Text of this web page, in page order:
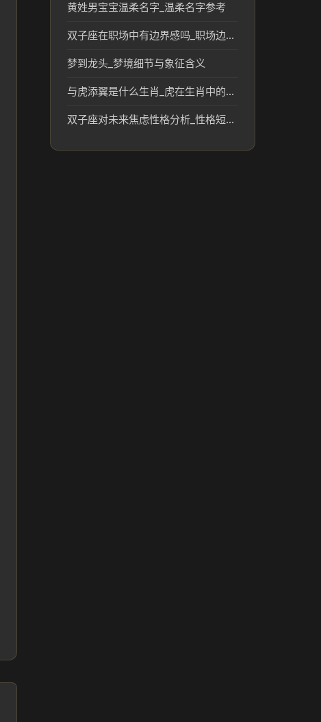
黄姓男宝宝温柔名字_温柔名字参考
双子座在职场中有边界感吗_职场边界与性格解析
梦到龙头_梦境细节与象征含义
与虎添翼是什么生肖_虎在生肖中的象征与寓意分析
双子座对未来焦虑性格分析_性格短板分析